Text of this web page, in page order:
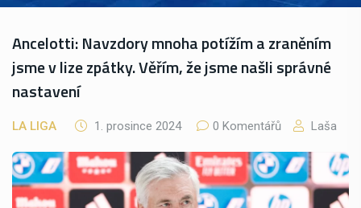
Ancelotti: Navzdory mnoha potížím a zraněním
jsme v lize zpátky. Věřím, že jsme našli správné
nastavení
LA LIGA 1. prosince 2024 0 Komentářů Laša